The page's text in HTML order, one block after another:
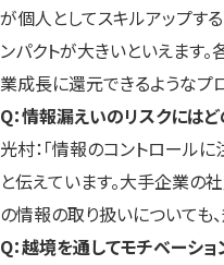
が個人としてスキルアップす
ンパクトが大きいといえます
業成長に還元できるようなプ
Q：情報漏えいのリスクには
光村：「情報のコントロール
と伝えています。大手企業の
の情報の取り扱いについても
Q：越境を通してモチベーシ